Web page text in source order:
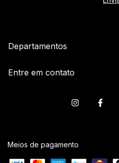
Departamentos
Entre em contato
Meios de pagamento